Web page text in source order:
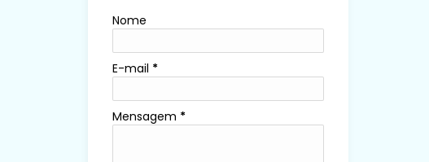
Nome
E-mail *
Mensagem *